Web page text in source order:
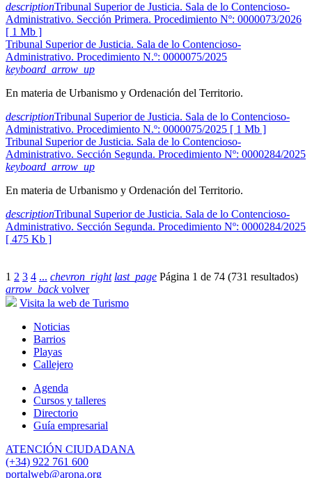
descriptionTribunal Superior de Justicia. Sala de lo Contencioso-
Administrativo. Sección Primera. Procedimiento Nº: 0000073/2026
[ 1 Mb ]
Tribunal Superior de Justicia. Sala de lo Contencioso-
Administrativo. Procedimiento N.º: 0000075/2025
keyboard_arrow_up
En materia de Urbanismo y Ordenación del Territorio.
descriptionTribunal Superior de Justicia. Sala de lo Contencioso-
Administrativo. Procedimiento N.º: 0000075/2025 [ 1 Mb ]
Tribunal Superior de Justicia. Sala de lo Contencioso-
Administrativo. Sección Segunda. Procedimiento Nº: 0000284/2025
keyboard_arrow_up
En materia de Urbanismo y Ordenación del Territorio.
descriptionTribunal Superior de Justicia. Sala de lo Contencioso-
Administrativo. Sección Segunda. Procedimiento Nº: 0000284/2025
[ 475 Kb ]
1 2 3 4 ... chevron_right last_page Página 1 de 74 (731 resultados)
arrow_backvolver
Visita la web de Turismo
Noticias
Barrios
Playas
Callejero
Agenda
Cursos y talleres
Directorio
Guía empresarial
ATENCIÓN CIUDADANA
(+34) 922 761 600
portalweb@arona.org